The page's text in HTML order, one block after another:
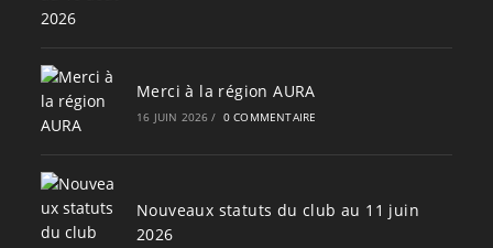
Merci à la région AURA
16 JUIN 2026 / 0 COMMENTAIRE
Nouveaux statuts du club au 11 juin
2026